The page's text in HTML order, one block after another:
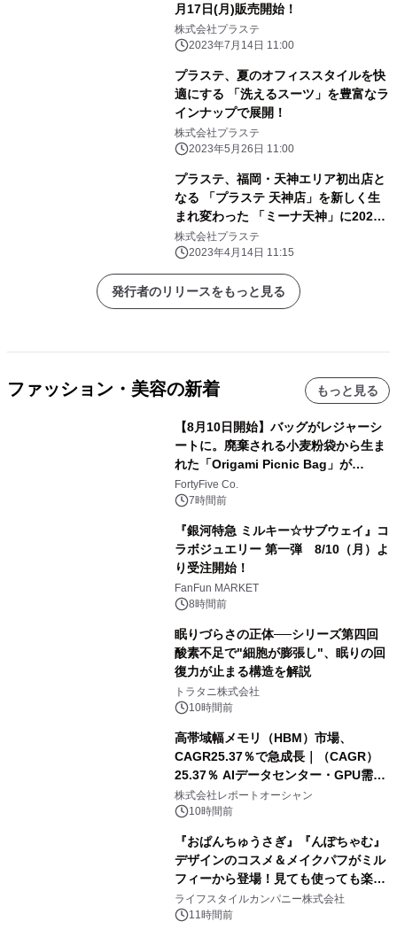
月17日(月)販売開始！
株式会社プラステ
2023年7月14日 11:00
プラステ、夏のオフィススタイルを快
適にする 「洗えるスーツ」を豊富なラ
インナップで展開！
株式会社プラステ
2023年5月26日 11:00
プラステ、福岡・天神エリア初出店と
なる 「プラステ 天神店」を新しく生
まれ変わった 「ミーナ天神」に2023
年4月28日(金)オープン
株式会社プラステ
2023年4月14日 11:15
発行者のリリースをもっと見る
ファッション・美容の新着 もっと見る
【8月10日開始】バッグがレジャーシ
ートに。廃棄される小麦粉袋から生ま
れた「Origami Picnic Bag」が
Makuakeに登場
FortyFive Co.
7時間前
『銀河特急 ミルキー☆サブウェイ』コ
ラボジュエリー 第一弾 8/10（月）よ
り受注開始！
FanFun MARKET
8時間前
眠りづらさの正体──シリーズ第四回
酸素不足で"細胞が膨張し"、眠りの回
復力が止まる構造を解説
トラタニ株式会社
10時間前
高帯域幅メモリ（HBM）市場、
CAGR25.37％で急成長｜（CAGR）
25.37％ AIデータセンター・GPU需要
拡大が2035年の市場成長を牽引
株式会社レポートオーシャン
10時間前
『おぱんちゅうさぎ』『んぽちゃむ』
デザインのコスメ＆メイクパフがミル
フィーから登場！見ても使っても楽し
い、ポップでキュートなコレクショ
ン。
ライフスタイルカンパニー株式会社
11時間前